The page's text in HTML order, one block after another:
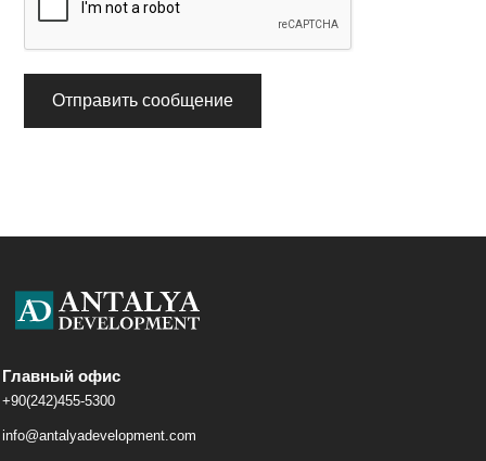
Отправить сообщение
Главный офис
+90(242)455-5300
info@antalyadevelopment.com